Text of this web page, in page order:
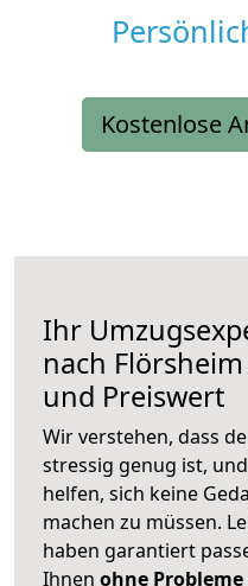
Kostenlose
Ihr
nach
und Preiswert
Wir verstehen, dass
stressig genug ist,
helfen, sich keine
machen zu müssen.
haben garantiert
Ihnen ohne Probleme